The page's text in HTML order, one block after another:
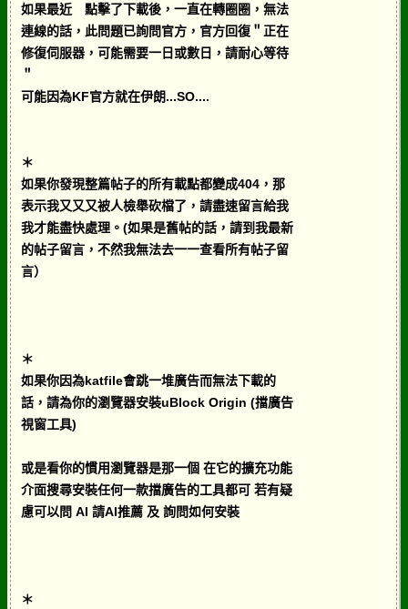
如果最近 點擊了下載後，一直在轉圈圈，無法
連線的話，此問題已詢問官方，官方回復＂正在
修復伺服器，可能需要一日或數日，請耐心等待
＂
可能因為KF官方就在伊朗...SO....
＊
如果你發現整篇帖子的所有載點都變成404，那
表示我又又又被人檢舉砍檔了，請盡速留言給我
我才能盡快處理。(如果是舊帖的話，請到我最新
的帖子留言，不然我無法去一一查看所有帖子留
言）
＊
如果你因為katfile會跳一堆廣告而無法下載的
話，請為你的瀏覽器安裝uBlock Origin (擋廣告
視窗工具)
或是看你的慣用瀏覽器是那一個 在它的擴充功能
介面搜尋安裝任何一款擋廣告的工具都可 若有疑
慮可以問 AI 請AI推薦 及 詢問如何安裝
＊